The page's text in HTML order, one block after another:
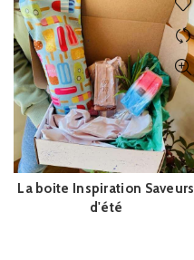
ACHAT RAPIDE
La boite Inspiration Saveurs
d'été